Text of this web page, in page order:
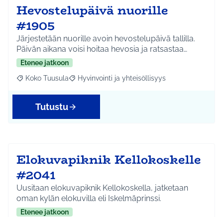
Hevostelupäivä nuorille
#1905
Järjestetään nuorille avoin hevostelupäivä tallilla.
Päivän aikana voisi hoitaa hevosia ja ratsastaa…
Etenee jatkoon
Rajaa tulokset aihepiirin mukaan: Koko Tuusula
Koko Tuusula Rajaa tulokset teeman mukaan: Hyvinvointi ja
Hyvinvointi ja yhteisöllisyys
Tutustu
Elokuvapiknik Kellokoskelle
#2041
Uusitaan elokuvapiknik Kellokoskella, jatketaan
oman kylän elokuvilla eli Iskelmäprinssi.
Etenee jatkoon